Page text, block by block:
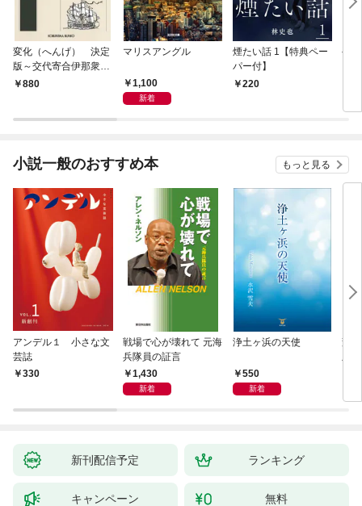
変化（へんげ） 決定
版～交代寄合伊那衆異
聞（1）～
880
マリスアングル
1,100
新着
煙たい話 1【特典ペー
パー付】
220
手
小説一般のおすすめ本 もっと見る
アンデル１ 小さな文
芸誌
330
戦場で心が壊れて 元海
兵隊員の証言
1,430
新着
浄土ヶ浜の天使
550
新着
変
新刊配信予定 ランキング
キャンペーン 無料